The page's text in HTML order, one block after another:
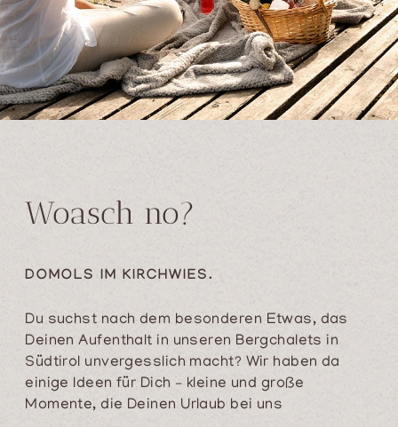
Woasch no?
DOMOLS IM KIRCHWIES.
Du suchst nach dem besonderen Etwas, das
Deinen Aufenthalt in unseren Bergchalets in
Südtirol unvergesslich macht? Wir haben da
einige Ideen für Dich – kleine und große
Momente, die Deinen Urlaub bei uns